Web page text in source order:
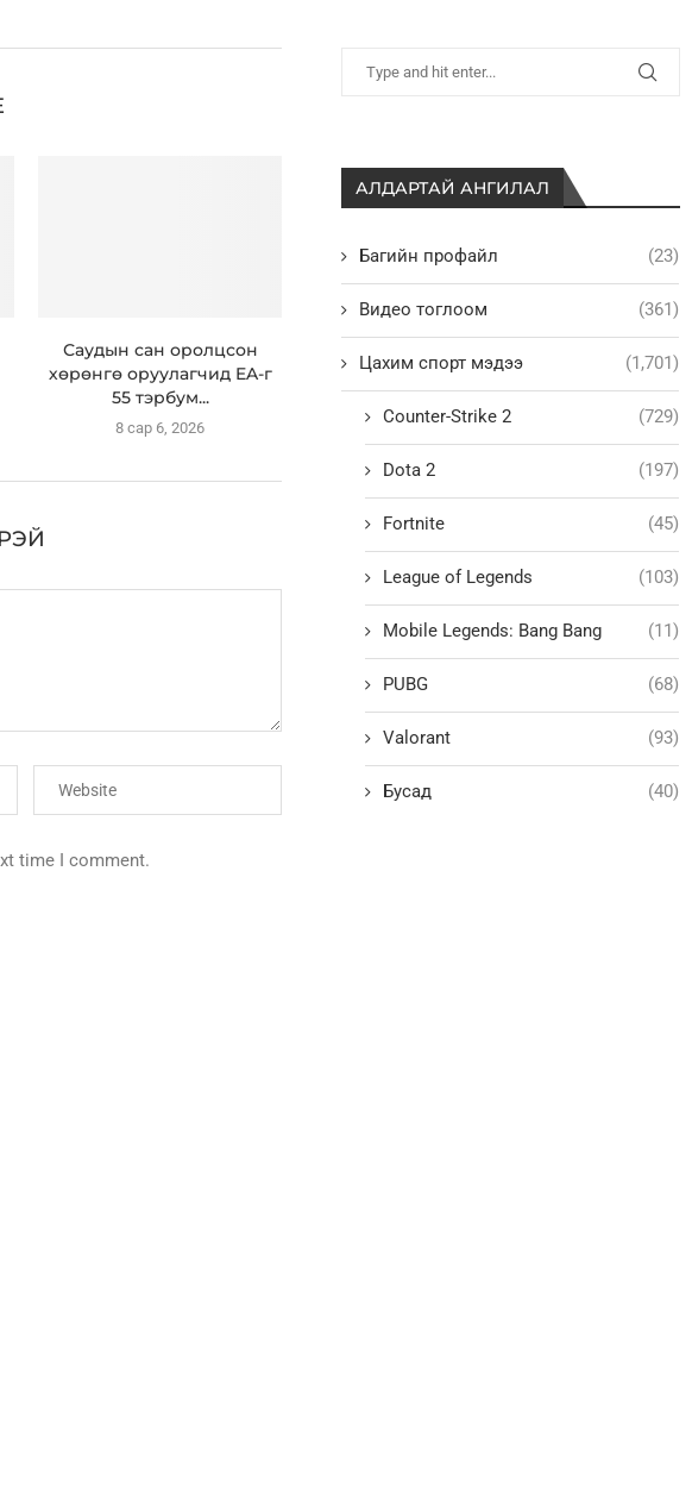
Саудын сан оролцсон
хөрөнгө оруулагчид EA-г
55 тэрбум...
8 сар 6, 2026
time I comment.
АЛДАРТАЙ АНГИЛАЛ
Багийн профайл (23)
Видео тоглоом (361)
Цахим спорт мэдээ (1,701)
Counter-Strike 2 (729)
Dota 2 (197)
Fortnite (45)
League of Legends (103)
Mobile Legends: Bang Bang (11)
PUBG (68)
Valorant (93)
Бусад (40)